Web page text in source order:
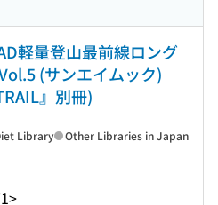
軽量登山最前線ロング
(サンエイムック)
』別冊)
Library Other Libraries in Japan